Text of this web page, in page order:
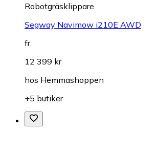
Robotgräsklippare
Segway Navimow i210E AWD
fr.
12 399 kr
hos Hemmashoppen
+5 butiker